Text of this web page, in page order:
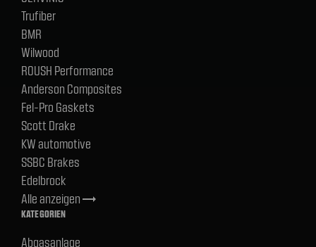
Trufiber
BMR
Wilwood
ROUSH Performance
Anderson Composites
Fel-Pro Gaskets
Scott Drake
KW automotive
SSBC Brakes
Edelbrock
Alle anzeigentrending_flat
KATEGORIEN
Abgasanlage